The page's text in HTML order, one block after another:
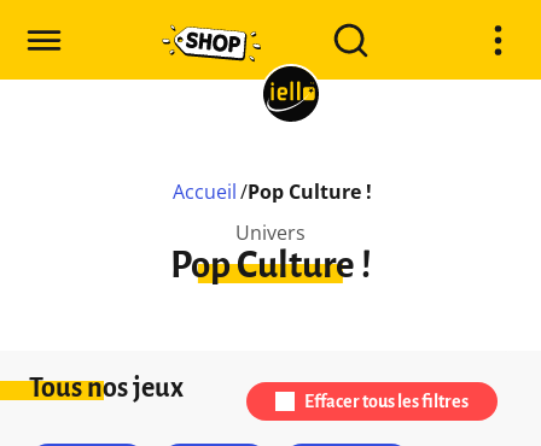
Accueil /Pop Culture !
Univers
Pop Culture !
Tous nos jeux Effacer tous les filtres